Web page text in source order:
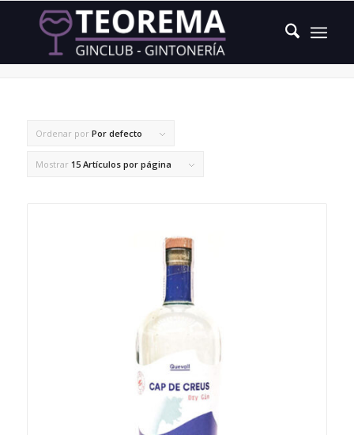
hinojo marino
Ordenar por Por defecto
Mostrar 15 Artículos por página